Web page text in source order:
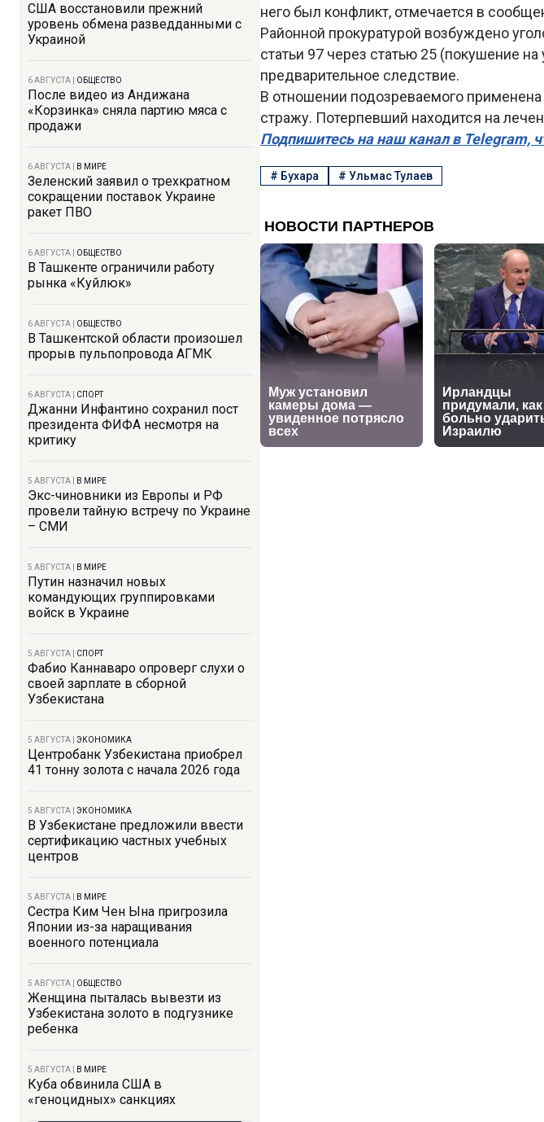
США восстановили прежний
уровень обмена разведданными с
Украиной
6 АВГУСТА ОБЩЕСТВО
После видео из Андижана
«Корзинка» сняла партию мяса с
продажи
6 АВГУСТА В МИРЕ
Зеленский заявил о трехкратном
сокращении поставок Украине
ракет ПВО
6 АВГУСТА ОБЩЕСТВО
В Ташкенте ограничили работу
рынка «Куйлюк»
6 АВГУСТА ОБЩЕСТВО
В Ташкентской области произошел
прорыв пульпопровода АГМК
6 АВГУСТА СПОРТ
Джанни Инфантино сохранил пост
президента ФИФА несмотря на
критику
5 АВГУСТА В МИРЕ
Экс-чиновники из Европы и РФ
провели тайную встречу по Украине
– СМИ
5 АВГУСТА В МИРЕ
Путин назначил новых
командующих группировками
войск в Украине
5 АВГУСТА СПОРТ
Фабио Каннаваро опроверг слухи о
своей зарплате в сборной
Узбекистана
5 АВГУСТА ЭКОНОМИКА
Центробанк Узбекистана приобрел
41 тонну золота с начала 2026 года
5 АВГУСТА ЭКОНОМИКА
В Узбекистане предложили ввести
сертификацию частных учебных
центров
5 АВГУСТА В МИРЕ
Сестра Ким Чен Ына пригрозила
Японии из-за наращивания
военного потенциала
5 АВГУСТА ОБЩЕСТВО
Женщина пыталась вывезти из
Узбекистана золото в подгузнике
ребенка
5 АВГУСТА В МИРЕ
Куба обвинила США в
«геноцидных» санкциях
него был конфликт, отмечается в
Районной прокуратурой возбуждено
статьи 97 через статью 25 (покушение
предварительное следствие.
В отношении подозреваемого
стражу. Потерпевший находится на
Подпишитесь на наш канал в Telegram,
# Бухара # Ульмас Тулаев